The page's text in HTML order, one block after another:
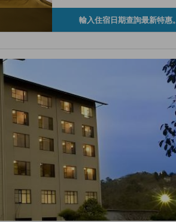
輸入住宿日期查詢最新特惠。